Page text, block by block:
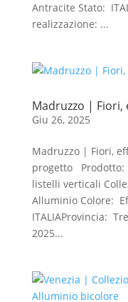
Antracite Stato:
realizzazione: ...
Madruzzo |
Giu 26, 2025
Madruzzo | Fiori,
progetto Prodotto:
listelli verticali
Alluminio Colore:
ITALIAProvincia:
2025...